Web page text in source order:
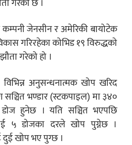
जेनसीन र अमेरिकी बायोटेक
गरिरहेका कोभिड १९ विरुद्धको
गरेको हो ।
अनुसन्धनात्मक खोप खरिद
भण्डार (स्टकपाइल) मा ३४०
हुनेछ । यति सञ्चित भएपछि
५ डोजका दरले खोप पुग्नेछ ।
दुई खोप भए पुग्छ ।